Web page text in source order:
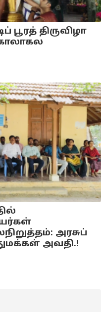
பூரத் திருவிழா
அரசுப்
அவதி.!